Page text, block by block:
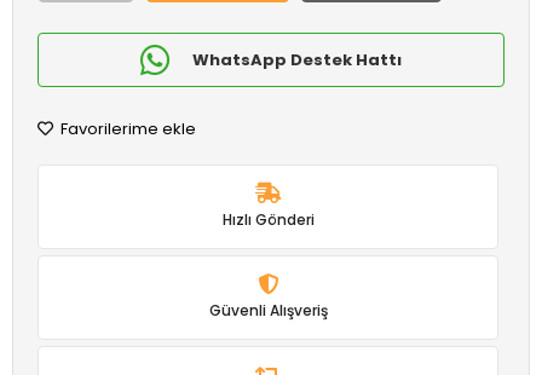
WhatsApp Destek Hattı
Favorilerime ekle
Hızlı Gönderi
Güvenli Alışveriş